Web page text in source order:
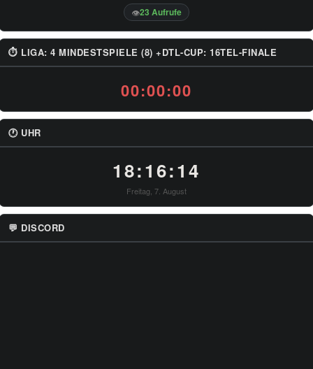
👁23 Aufrufe
⏱ LIGA: 4 MINDESTSPIELE (8) +DTL-CUP: 16TEL-FINALE
00:00:00
🕐 UHR
18:16:14
Freitag, 7. August
💬 DISCORD